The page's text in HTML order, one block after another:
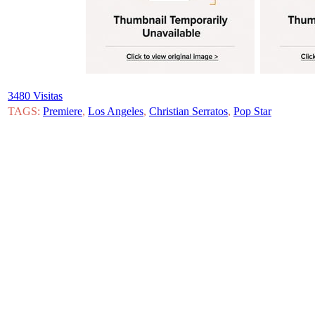
3480 Visitas
TAGS: Premiere, Los Angeles, Christian Serratos, Pop Star